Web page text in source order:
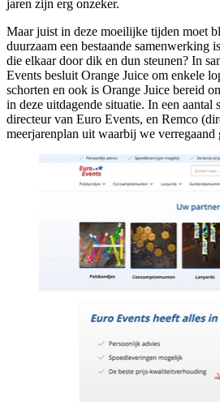
jaren zijn erg onzeker.
Maar juist in deze moeilijke tijden moet
duurzaam een bestaande samenwerking
die elkaar door dik en dun steunen? In
Events besluit Orange Juice om enkele
schorten en ook is Orange Juice bereid
in deze uitdagende situatie. In een aantal
directeur van Euro Events, en Remco
meerjarenplan uit waarbij we verregaand